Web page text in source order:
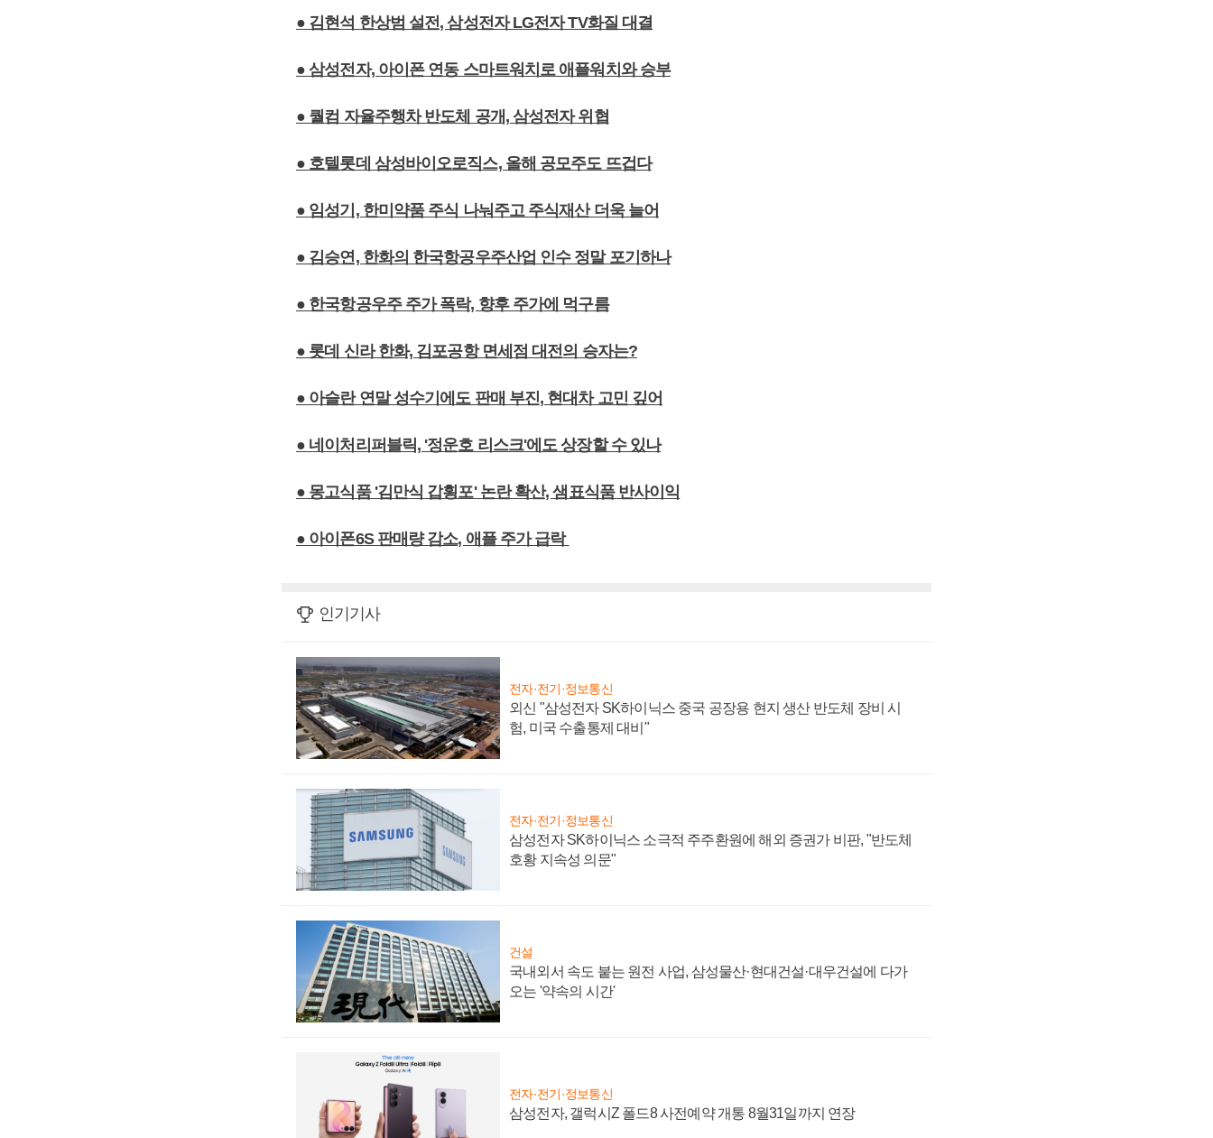
● 김현석 한상범 설전, 삼성전자 LG전자 TV화질 대결
● 삼성전자, 아이폰 연동 스마트워치로 애플워치와 승부
● 퀄컴 자율주행차 반도체 공개, 삼성전자 위협
● 호텔롯데 삼성바이오로직스, 올해 공모주도 뜨겁다
● 임성기, 한미약품 주식 나눠주고 주식재산 더욱 늘어
● 김승연, 한화의 한국항공우주산업 인수 정말 포기하나
● 한국항공우주 주가 폭락, 향후 주가에 먹구름
● 롯데 신라 한화, 김포공항 면세점 대전의 승자는?
● 아슬란 연말 성수기에도 판매 부진, 현대차 고민 깊어
● 네이처리퍼블릭, '정운호 리스크'에도 상장할 수 있나
● 몽고식품 '김만식 갑횡포' 논란 확산, 샘표식품 반사이익
● 아이폰6S 판매량 감소, 애플 주가 급락
인기기사
전자·전기·정보통신
외신 "삼성전자 SK하이닉스 중국 공장용 현지 생산 반도체 장비 시
험, 미국 수출통제 대비"
전자·전기·정보통신
삼성전자 SK하이닉스 소극적 주주환원에 해외 증권가 비판, "반도체
호황 지속성 의문"
건설
국내외서 속도 붙는 원전 사업, 삼성물산·현대건설·대우건설에 다가
오는 '약속의 시간'
전자·전기·정보통신
삼성전자, 갤럭시Z 폴드8 사전예약 개통 8월31일까지 연장